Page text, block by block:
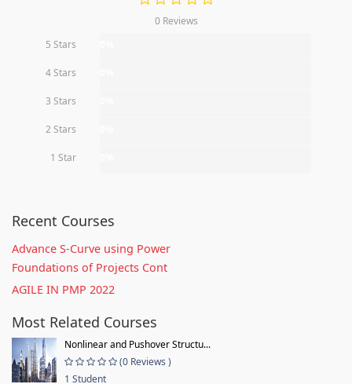
0 Reviews
5 Stars
4 Stars
3 Stars
2 Stars
1 Star
Recent Courses
Advance S-Curve using Power
Foundations of Projects Cont
AGILE IN PMP 2022
Most Related Courses
Nonlinear and Pushover Structu...
(0 Reviews )
1 Student